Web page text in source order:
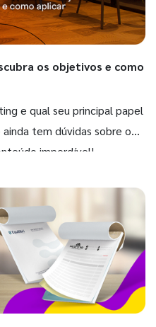
os objetivos e como
e qual seu principal papel
tem dúvidas sobre o
imperdível!